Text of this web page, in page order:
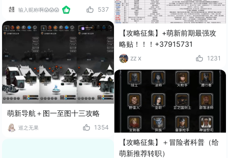
魔石表，英雄属性表，爱护每一
输入昵称啊😱😱😱 537
萌新导航＋图一至图十三攻略
巡之无果 1354
【攻略征集】+萌新前期最强攻
略贴！！！+37915731
ZZ X 1231
【攻略征集】＋冒险者科普（给
萌新推荐转职）